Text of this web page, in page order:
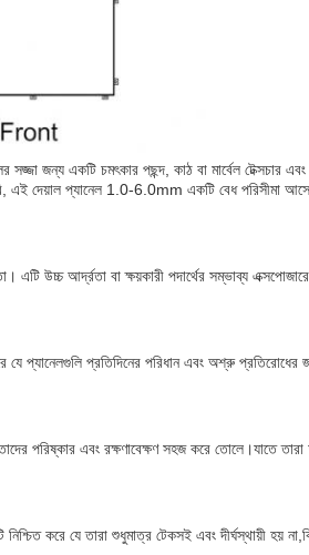
সজ্জা জন্য একটি চমৎকার পছন্দ, কাঠ বা মার্বেল টেক্সচার
দেয়াল প্যানেল 1.0-6.0mm একটি বেধ পরিসীমা
উচ্চ আর্দ্রতা বা ক্ষয়কারী পদার্থের সম্ভাব্য
প্যানেলগুলি প্রতিদিনের পরিধান এবং অশ্রু প্রতিরোধের
পরিষ্কার এবং রক্ষণাবেক্ষণ সহজ করে তোলে।যাতে তারা
করে যে তারা শুধুমাত্র টেকসই এবং দীর্ঘস্থায়ী হয়